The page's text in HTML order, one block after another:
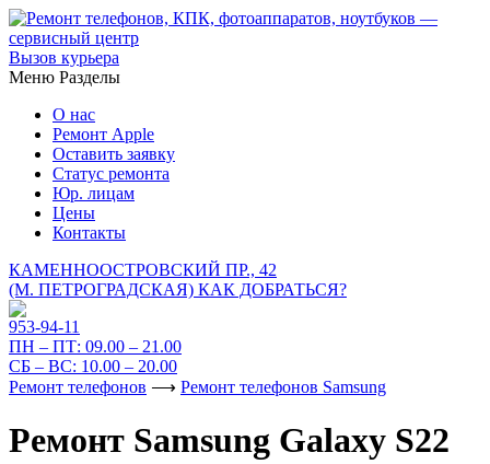
Вызов курьера
Меню Разделы
О нас
Ремонт Apple
Оставить заявку
Статус ремонта
Юр. лицам
Цены
Контакты
КАМЕННООСТРОВСКИЙ ПР., 42
(М. ПЕТРОГРАДСКАЯ) КАК ДОБРАТЬСЯ?
953-94-11
ПН – ПТ: 09.00 – 21.00
СБ – ВС: 10.00 – 20.00
Ремонт телефонов ⟶ Ремонт телефонов Samsung
Ремонт Samsung Galaxy S22